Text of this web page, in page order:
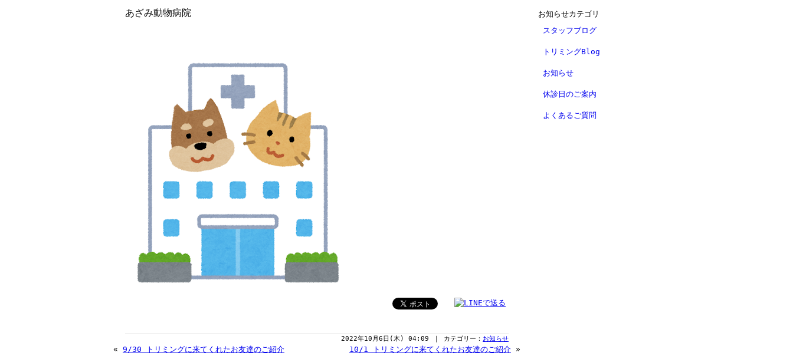
あざみ動物病院
2022年10月6日(木) 04:09 ｜ カテゴリー： お知らせ
« 9/30 トリミングに来てくれたお友達のご紹介 10/1 トリミングに来てくれたお友達のご紹介 »
お知らせカテゴリ
スタッフブログ
トリミングBlog
お知らせ
休診日のご案内
よくあるご質問